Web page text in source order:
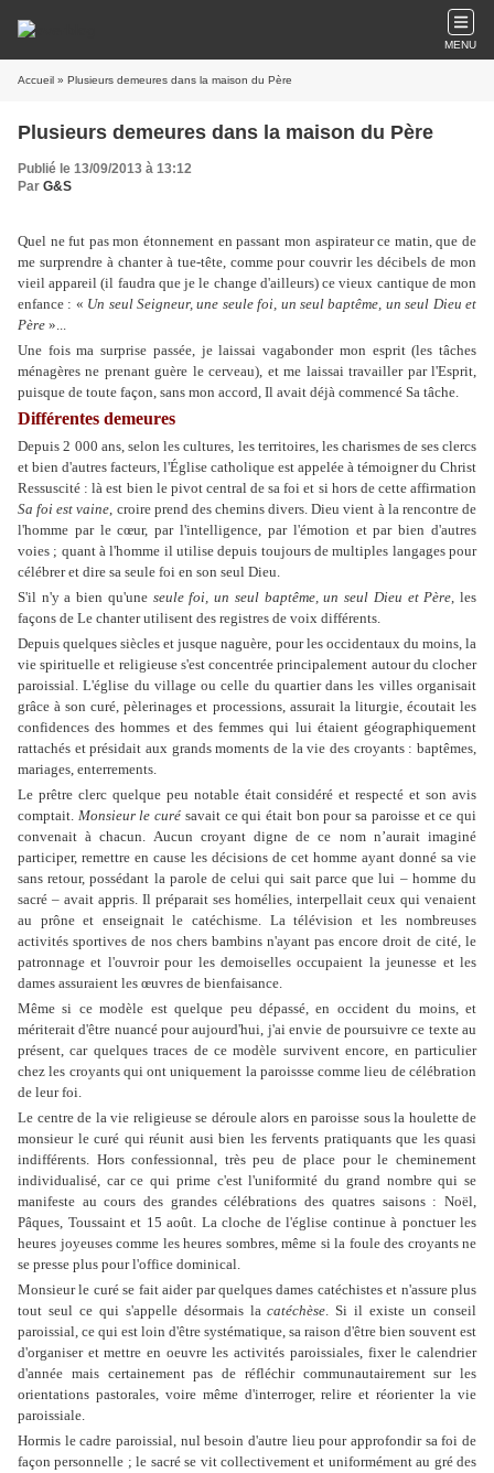
MENU
Accueil » Plusieurs demeures dans la maison du Père
Plusieurs demeures dans la maison du Père
Publié le 13/09/2013 à 13:12
Par G&S
Quel ne fut pas mon étonnement en passant mon aspirateur ce matin, que de
me surprendre à chanter à tue-tête, comme pour couvrir les décibels de mon
vieil appareil (il faudra que je le change d'ailleurs) ce vieux cantique de mon
enfance : « Un seul Seigneur, une seule foi, un seul baptême, un seul Dieu et
Père »...
Une fois ma surprise passée, je laissai vagabonder mon esprit (les tâches
ménagères ne prenant guère le cerveau), et me laissai travailler par l'Esprit,
puisque de toute façon, sans mon accord, Il avait déjà commencé Sa tâche.
Différentes demeures
Depuis 2 000 ans, selon les cultures, les territoires, les charismes de ses clercs
et bien d'autres facteurs, l'Église catholique est appelée à témoigner du Christ
Ressuscité : là est bien le pivot central de sa foi et si hors de cette affirmation
Sa foi est vaine, croire prend des chemins divers. Dieu vient à la rencontre de
l'homme par le cœur, par l'intelligence, par l'émotion et par bien d'autres
voies ; quant à l'homme il utilise depuis toujours de multiples langages pour
célébrer et dire sa seule foi en son seul Dieu.
S'il n'y a bien qu'une seule foi, un seul baptême, un seul Dieu et Père, les
façons de Le chanter utilisent des registres de voix différents.
Depuis quelques siècles et jusque naguère, pour les occidentaux du moins, la
vie spirituelle et religieuse s'est concentrée principalement autour du clocher
paroissial. L'église du village ou celle du quartier dans les villes organisait
grâce à son curé, pèlerinages et processions, assurait la liturgie, écoutait les
confidences des hommes et des femmes qui lui étaient géographiquement
rattachés et présidait aux grands moments de la vie des croyants : baptêmes,
mariages, enterrements.
Le prêtre clerc quelque peu notable était considéré et respecté et son avis
comptait. Monsieur le curé savait ce qui était bon pour sa paroisse et ce qui
convenait à chacun. Aucun croyant digne de ce nom n’aurait imaginé
participer, remettre en cause les décisions de cet homme ayant donné sa vie
sans retour, possédant la parole de celui qui sait parce que lui – homme du
sacré – avait appris. Il préparait ses homélies, interpellait ceux qui venaient
au prône et enseignait le catéchisme. La télévision et les nombreuses
activités sportives de nos chers bambins n'ayant pas encore droit de cité, le
patronnage et l'ouvroir pour les demoiselles occupaient la jeunesse et les
dames assuraient les œuvres de bienfaisance.
Même si ce modèle est quelque peu dépassé, en occident du moins, et
mériterait d'être nuancé pour aujourd'hui, j'ai envie de poursuivre ce texte au
présent, car quelques traces de ce modèle survivent encore, en particulier
chez les croyants qui ont uniquement la paroissse comme lieu de célébration
de leur foi.
Le centre de la vie religieuse se déroule alors en paroisse sous la houlette de
monsieur le curé qui réunit ausi bien les fervents pratiquants que les quasi
indifférents. Hors confessionnal, très peu de place pour le cheminement
individualisé, car ce qui prime c'est l'uniformité du grand nombre qui se
manifeste au cours des grandes célébrations des quatres saisons : Noël,
Pâques, Toussaint et 15 août. La cloche de l'église continue à ponctuer les
heures joyeuses comme les heures sombres, même si la foule des croyants ne
se presse plus pour l'office dominical.
Monsieur le curé se fait aider par quelques dames catéchistes et n'assure plus
tout seul ce qui s'appelle désormais lacatéchèse. Si il existe un conseil
paroissial, ce qui est loin d'être systématique, sa raison d'être bien souvent est
d'organiser et mettre en oeuvre les activités paroissiales, fixer le calendrier
d'année mais certainement pas de réfléchir communautairement sur les
orientations pastorales, voire même d'interroger, relire et réorienter la vie
paroissiale.
Hormis le cadre paroissial, nul besoin d'autre lieu pour approfondir sa foi de
façon personnelle ; le sacré se vit collectivement et uniformément au gré des